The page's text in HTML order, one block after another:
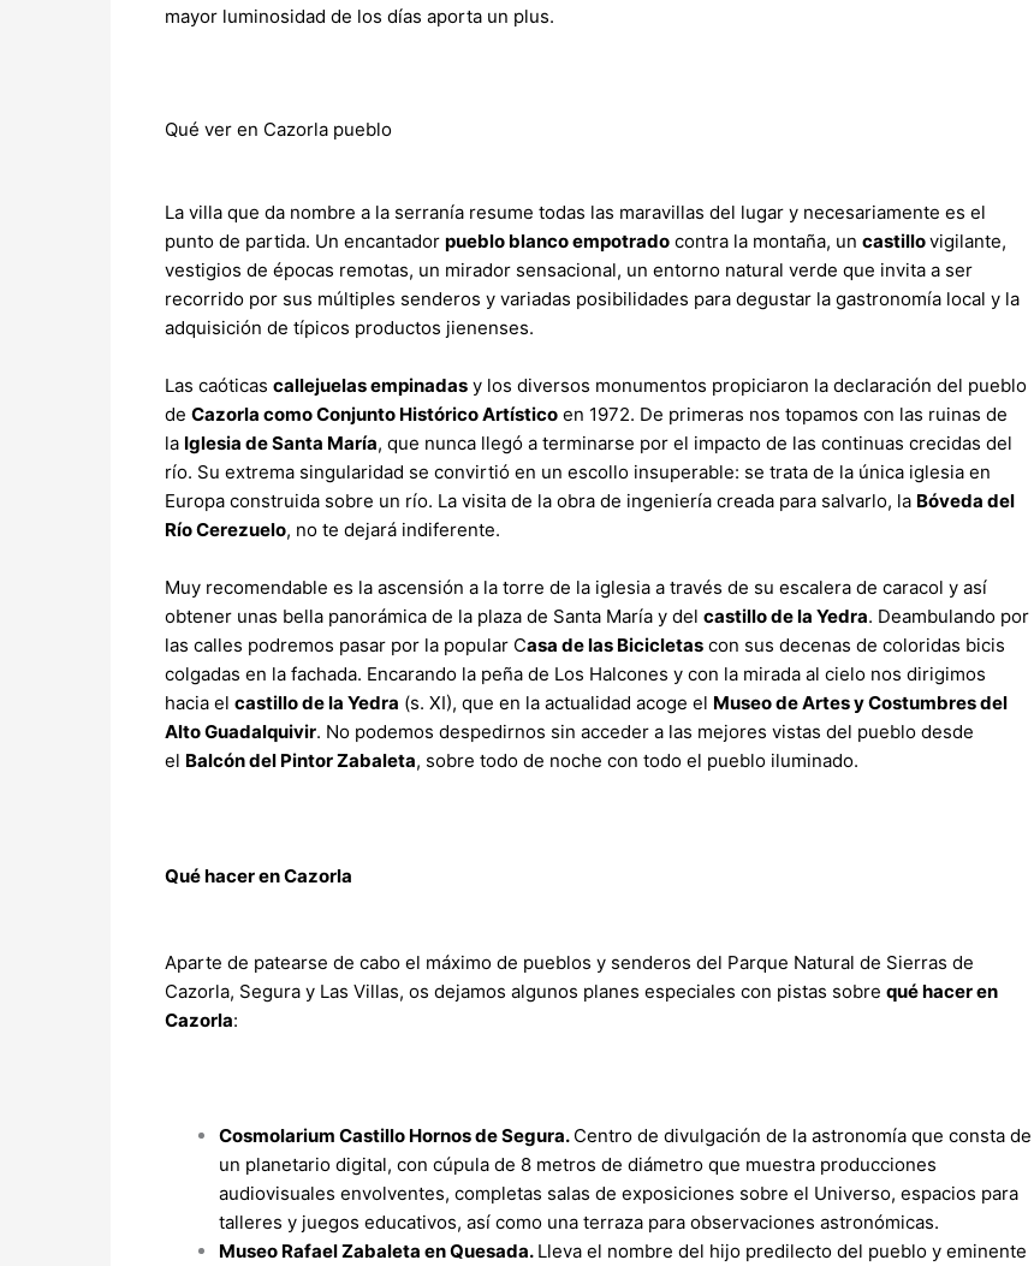
mayor luminosidad de los días aporta un plus.
Qué ver en Cazorla pueblo
La villa que da nombre a la serranía resume todas las maravillas del lugar y necesariamente es el
punto de partida. Un encantador pueblo blanco empotrado contra la montaña, un castillovigilante,
vestigios de épocas remotas, un mirador sensacional, un entorno natural verde que invita a ser
recorrido por sus múltiples senderos y variadas posibilidades para degustar la gastronomía local y la
adquisición de típicos productos jienenses.
Las caóticas callejuelas empinadas y los diversos monumentos propiciaron la declaración del pueblo
de Cazorla como Conjunto Histórico Artístico en 1972. De primeras nos topamos con las ruinas de
la Iglesia de Santa María, que nunca llegó a terminarse por el impacto de las continuas crecidas del
río. Su extrema singularidad se convirtió en un escollo insuperable: se trata de la única iglesia en
Europa construida sobre un río. La visita de la obra de ingeniería creada para salvarlo, la Bóveda del
Río Cerezuelo, no te dejará indiferente.
Muy recomendable es la ascensión a la torre de la iglesia a través de su escalera de caracol y así
obtener unas bella panorámica de la plaza de Santa María y del castillo de la Yedra. Deambulando por
las calles podremos pasar por la popular Casa de las Bicicletas con sus decenas de coloridas bicis
colgadas en la fachada. Encarando la peña de Los Halcones y con la mirada al cielo nos dirigimos
hacia el castillo de la Yedra (s. XI), que en la actualidad acoge el Museo de Artes y Costumbres del
Alto Guadalquivir. No podemos despedirnos sin acceder a las mejores vistas del pueblo desde
el Balcón del Pintor Zabaleta, sobre todo de noche con todo el pueblo iluminado.
Qué hacer en Cazorla
Aparte de patearse de cabo el máximo de pueblos y senderos del Parque Natural de Sierras de
Cazorla, Segura y Las Villas, os dejamos algunos planes especiales con pistas sobre qué hacer en
Cazorla:
Cosmolarium Castillo Hornos de Segura. Centro de divulgación de la astronomía que consta de
un planetario digital, con cúpula de 8 metros de diámetro que muestra producciones
audiovisuales envolventes, completas salas de exposiciones sobre el Universo, espacios para
talleres y juegos educativos, así como una terraza para observaciones astronómicas.
Museo Rafael Zabaleta en Quesada. Lleva el nombre del hijo predilecto del pueblo y eminente